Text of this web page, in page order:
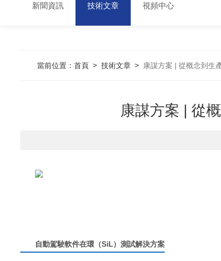
新聞資訊 技術文章 視頻中心
當前位置： 首頁> 技術文章> 康謀方案 | 從概念到生
康謀方案 | 從
自動駕駛軟件在環（SiL）測試解決方案